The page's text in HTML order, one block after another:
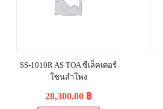
SS-1010R AS TOA ซีเล็คเตอร์
โซนลำโพง
28,300.00 ฿